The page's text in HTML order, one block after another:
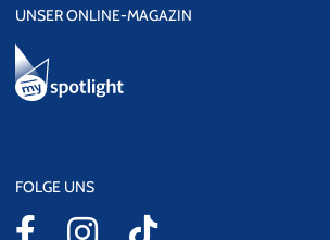
UNSER ONLINE-MAGAZIN
FOLGE UNS